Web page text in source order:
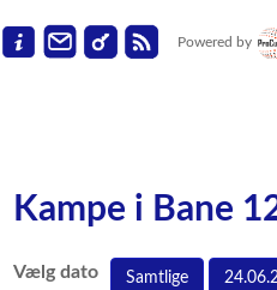
Powered by
Kampe i Bane
Vælg dato Samtlige